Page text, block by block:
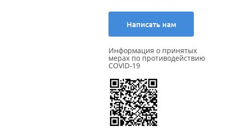
Написать нам
Информация о принятых
мерах по противодействию
COVID-19